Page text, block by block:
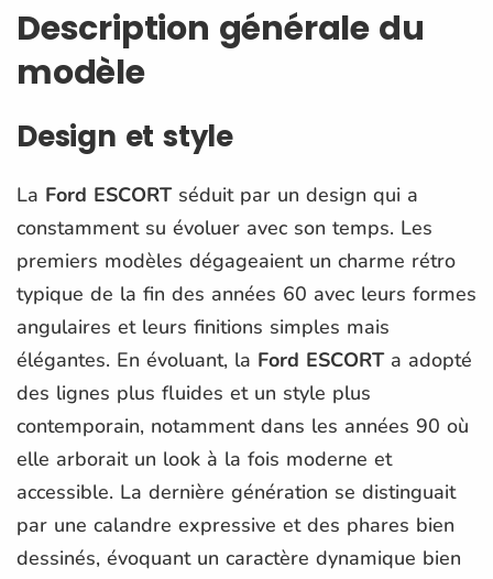
Description générale du
modèle
Design et style
La Ford ESCORTséduit par un design qui a
constamment su évoluer avec son temps. Les
premiers modèles dégageaient un charme rétro
typique de la fin des années 60 avec leurs formes
angulaires et leurs finitions simples mais
élégantes. En évoluant, la Ford ESCORTa adopté
des lignes plus fluides et un style plus
contemporain, notamment dans les années 90 où
elle arborait un look à la fois moderne et
accessible. La dernière génération se distinguait
par une calandre expressive et des phares bien
dessinés, évoquant un caractère dynamique bien